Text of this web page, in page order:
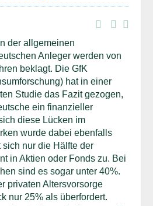
der allgemeinen
Anleger werden von
beklagt. Die GfK
hat in einer
Studie das Fazit gezogen,
ein finanzieller
diese Lücken im
wurde dabei ebenfalls
sich nur die Hälfte der
in Aktien oder Fonds zu. Bei
sind es sogar unter 40%.
privaten Altersvorsorge
nur 25% als überfordert.